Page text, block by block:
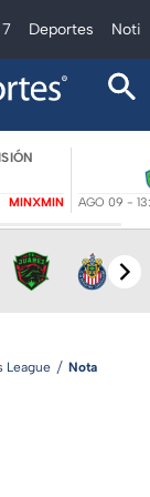
Deportes
MINXMIN AGO 09 -
League Nota